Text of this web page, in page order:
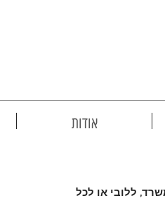
אודות
ללובי או לכל